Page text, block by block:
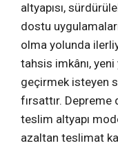
altyapısı,
dostu
olma yolunda
tahsis imkânı, yeni
geçirmek isteyen
fırsattır. Depreme
teslim altyapı
azaltan teslimat